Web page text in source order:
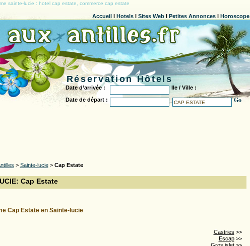
sainte-lucie : hotel cap estate, commerce cap estate
Accueill Hotelsl Sites Webl Petites Annoncesl Horoscope
Réservation Hôtels
Date d’arrivée :
Ile / Ville :
Date de départ :
Go
> Sainte-lucie> Cap Estate
Cap Estate
Cap Estate en Sainte-lucie
Castries >>
Escap>>